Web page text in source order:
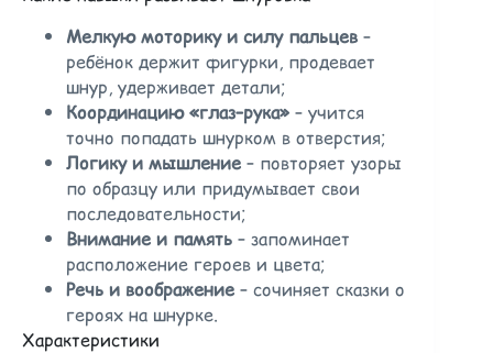
Мелкую моторику и силу пальцев –
ребёнок держит фигурки, продевает
шнур, удерживает детали;
Координацию «глаз–рука» – учится
точно попадать шнурком в отверстия;
Логику и мышление – повторяет узоры
по образцу или придумывает свои
последовательности;
Внимание и память – запоминает
расположение героев и цвета;
Речь и воображение – сочиняет сказки о
героях на шнурке.
Характеристики